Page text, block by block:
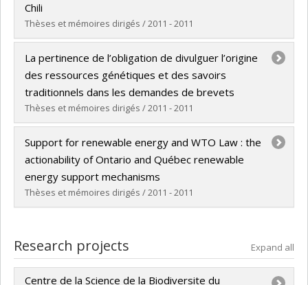
Chili
Thèses et mémoires dirigés / 2011 - 2011
Graduate :Honorato Marin, Paula
Cycle :Master's
Grade :LL. M.
Lien vers le document dans Papyrus
La pertinence de l’obligation de divulguer l’origine
des ressources génétiques et des savoirs
traditionnels dans les demandes de brevets
Thèses et mémoires dirigés / 2011 - 2011
Graduate : Sow, Mame Ngoné
Cycle :Master's
Grade :LL. M.
Lien vers le document dans Papyrus
Support for renewable energy and WTO Law : the
actionability of Ontario and Québec renewable
energy support mechanisms
Thèses et mémoires dirigés / 2011 - 2011
Cycle :Master's
Grade :LL. M.
Lien vers le document dans Papyrus
Research projects Expand all
Centre de la Science de la Biodiversite du